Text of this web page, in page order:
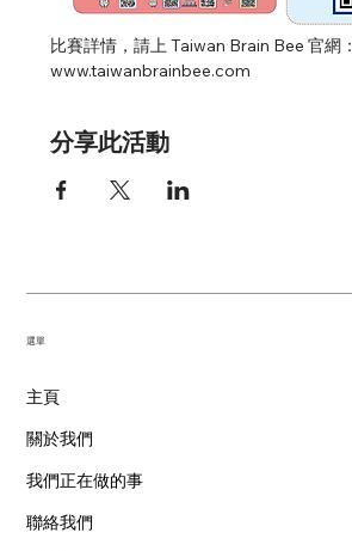
比賽詳情，請上 Taiwan Brain Bee 官網：
www.taiwanbrainbee.com
分享此活動
主頁
關於我們
我們正在做的事
聯絡我們
​選單